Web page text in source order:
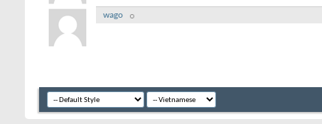
wago